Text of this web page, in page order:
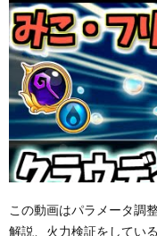
この動画はパラメータ調
解説、火力検証をしてい